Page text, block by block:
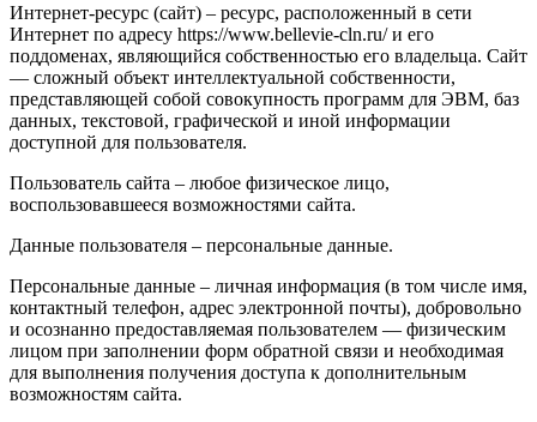
Интернет-ресурс (сайт) – ресурс, расположенный в сети
Интернет по адресу https://www.bellevie-cln.ru/ и его
поддоменах, являющийся собственностью его владельца. Сайт
— сложный объект интеллектуальной собственности,
представляющей собой совокупность программ для ЭВМ, баз
данных, текстовой, графической и иной информации
доступной для пользователя.
Пользователь сайта – любое физическое лицо,
воспользовавшееся возможностями сайта.
Данные пользователя – персональные данные.
Персональные данные – личная информация (в том числе имя,
контактный телефон, адрес электронной почты), добровольно
и осознанно предоставляемая пользователем — физическим
лицом при заполнении форм обратной связи и необходимая
для выполнения получения доступа к дополнительным
возможностям сайта.